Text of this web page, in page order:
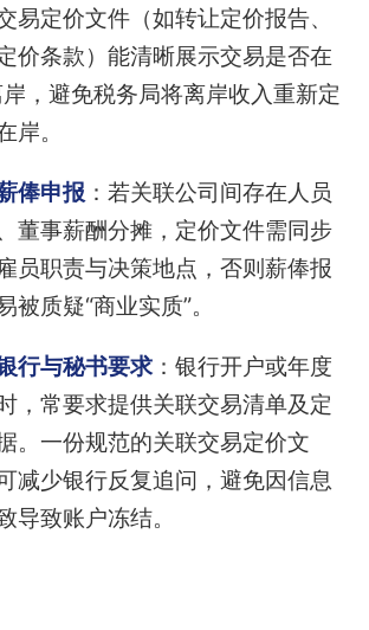
易定价文件（如转让定价报告、
价条款）能清晰展示交易是否在
，避免税务局将离岸收入重新定
岸。
俸申报：若关联公司间存在人员
董事薪酬分摊，定价文件需同步
员职责与决策地点，否则薪俸报
被质疑“商业实质”。
行与秘书要求：银行开户或年度
，常要求提供关联交易清单及定
。一份规范的关联交易定价文
减少银行反复追问，避免因信息
导致账户冻结。